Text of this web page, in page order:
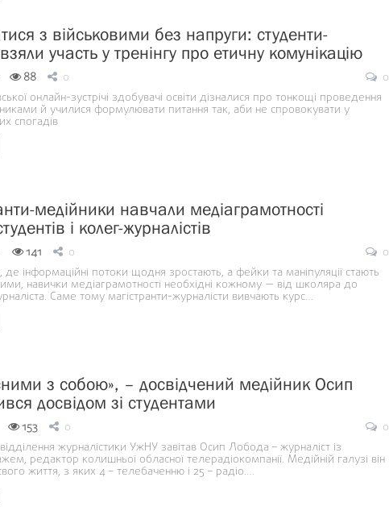
з військовими без напруги: студенти-
участь у тренінгу про етичну комунікацію
88 0
0
онлайн-зустрічі здобувачі освіти дізналися про тонкощі проведення
й училися формулювати питання так, аби не спровокувати у
спогадів
медійники навчали медіаграмотності
і колег-журналістів
141 0
0
де інформаційні потоки щодня зростають, а фейки та маніпуляції стають
навички медіаграмотності необхідні кожному — від школяра до
Саме тому магістранти-журналісти вивчають курс…
з собою», – досвідчений медійник Осип
досвідом зі студентами
153 0
0
журналістики УжНУ завітав Осип Лобода – журналіст із
редактор колишньої обласної телерадіокомпанії. Медійній галузі він
життя, з яких 4 – телебаченню і 25 – радіо.…